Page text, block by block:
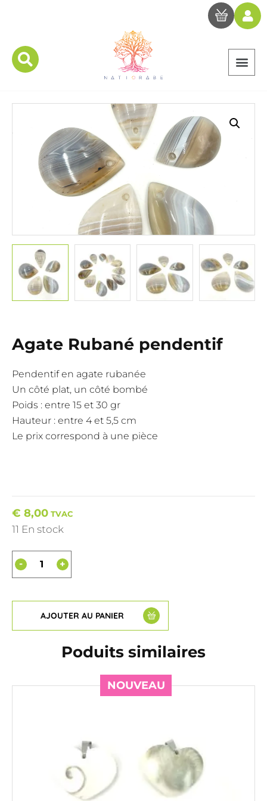
Agate Rubané pendentif
Pendentif en agate rubanée
Un côté plat, un côté bombé
Poids : entre 15 et 30 gr
Hauteur : entre 4 et 5,5 cm
Le prix correspond à une pièce
€ 8,00 TVAC
11 En stock
+
-
AJOUTER AU PANIER
Poduits similaires
NOUVEAU
NOUVEAU